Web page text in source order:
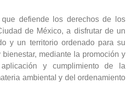
defiende los derechos de los
de México, a disfrutar de un
y un territorio ordenado para su
mediante la promoción y
y cumplimiento de la
ambiental y del ordenamiento